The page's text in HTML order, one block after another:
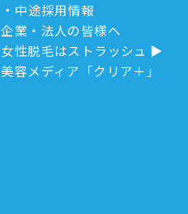
中途採用情報
企業・法人の皆様へ
女性脱毛はストラッシュ
美容メディア「クリア＋」